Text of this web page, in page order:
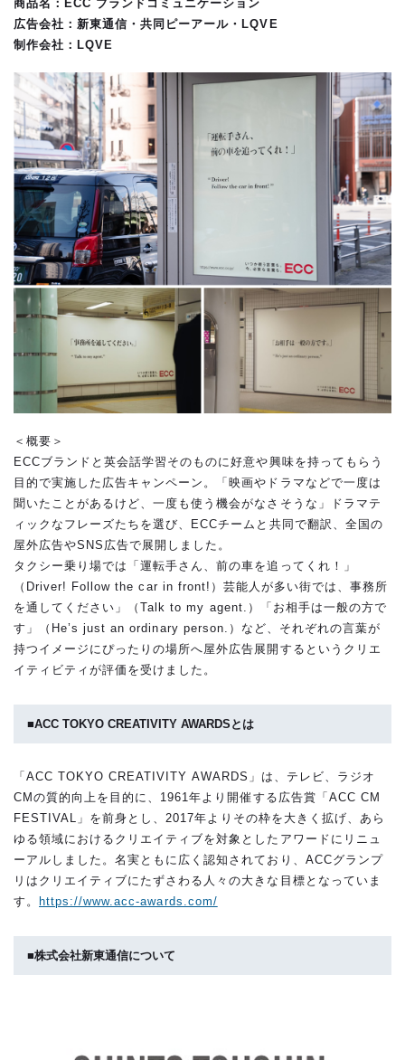
商品名：ECC ブランドコミュニケーション
広告会社：新東通信・共同ピーアール・LQVE
制作会社：LQVE
＜概要＞
ECCブランドと英会話学習そのものに好意や興味を持ってもらう
目的で実施した広告キャンペーン。「映画やドラマなどで一度は
聞いたことがあるけど、一度も使う機会がなさそうな」ドラマテ
ィックなフレーズたちを選び、ECCチームと共同で翻訳、全国の
屋外広告やSNS広告で展開しました。
タクシー乗り場では「運転手さん、前の車を追ってくれ！」
（Driver! Follow the car in front!）芸能人が多い街では、事務所
を通してください」（Talk to my agent.）「お相手は一般の方で
す」（He’s just an ordinary person.）など、それぞれの言葉が
持つイメージにぴったりの場所へ屋外広告展開するというクリエ
イティビティが評価を受けました。
■ACC TOKYO CREATIVITY AWARDS とは
「ACC TOKYO CREATIVITY AWARDS」は、テレビ、ラジオ
CMの質的向上を目的に、1961年より開催する広告賞「ACC CM
FESTIVAL」を前身とし、2017年よりその枠を大きく拡げ、あら
ゆる領域におけるクリエイティブを対象としたアワードにリニュ
ーアルしました。名実ともに広く認知されており、ACCグランプ
リはクリエイティブにたずさわる人々の大きな目標となっていま
す。
https://www.acc-awards.com/
■株式会社新東通信について